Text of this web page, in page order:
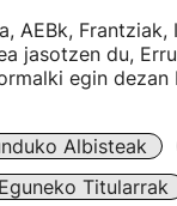
AEBk,
jasotzen du,
egin
Albisteak
Eguneko Titularrak